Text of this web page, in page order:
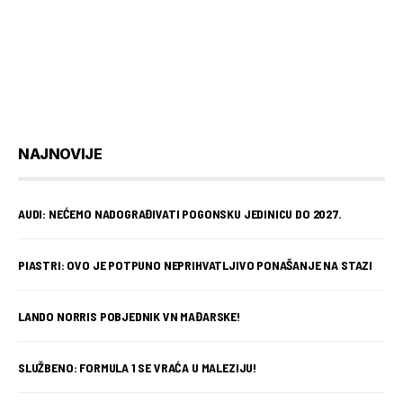
NAJNOVIJE
AUDI: NEĆEMO NADOGRAĐIVATI POGONSKU JEDINICU DO 2027.
PIASTRI: OVO JE POTPUNO NEPRIHVATLJIVO PONAŠANJE NA STAZI
LANDO NORRIS POBJEDNIK VN MAĐARSKE!
SLUŽBENO: FORMULA 1 SE VRAĆA U MALEZIJU!